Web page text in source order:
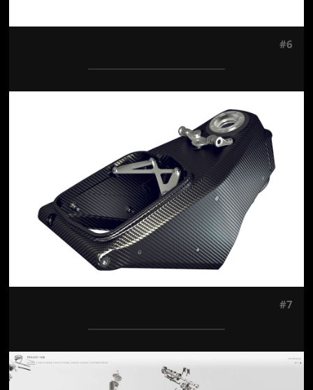
#6
#7
Jön még kép!